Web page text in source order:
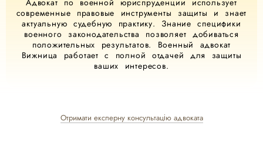
Адвокат по военной юриспруденции использует
современные правовые инструменты защиты и знает
актуальную судебную практику. Знание специфики
военного законодательства позволяет добиваться
положительных результатов. Военный адвокат
Вижница работает с полной отдачей для защиты
ваших интересов.
Отримати експерну консультацію адвоката